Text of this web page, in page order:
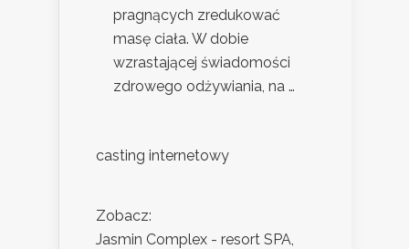
pragnących zredukować
masę ciała. W dobie
wzrastającej świadomości
zdrowego odżywiania, na …
casting internetowy
Zobacz:
Jasmin Complex - resort SPA,